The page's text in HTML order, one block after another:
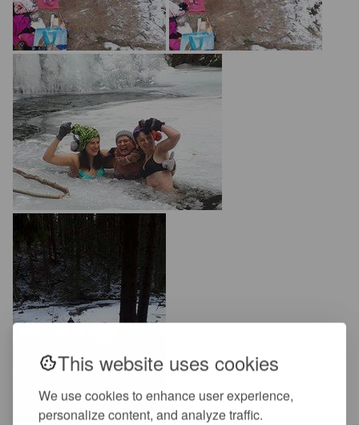
This website uses cookies
We use cookies to enhance user experience,
personalize content, and analyze traffic.